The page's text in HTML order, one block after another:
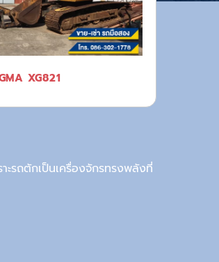
XG821
าะรถตักเป็นเครื่องจักรทรงพลังที่